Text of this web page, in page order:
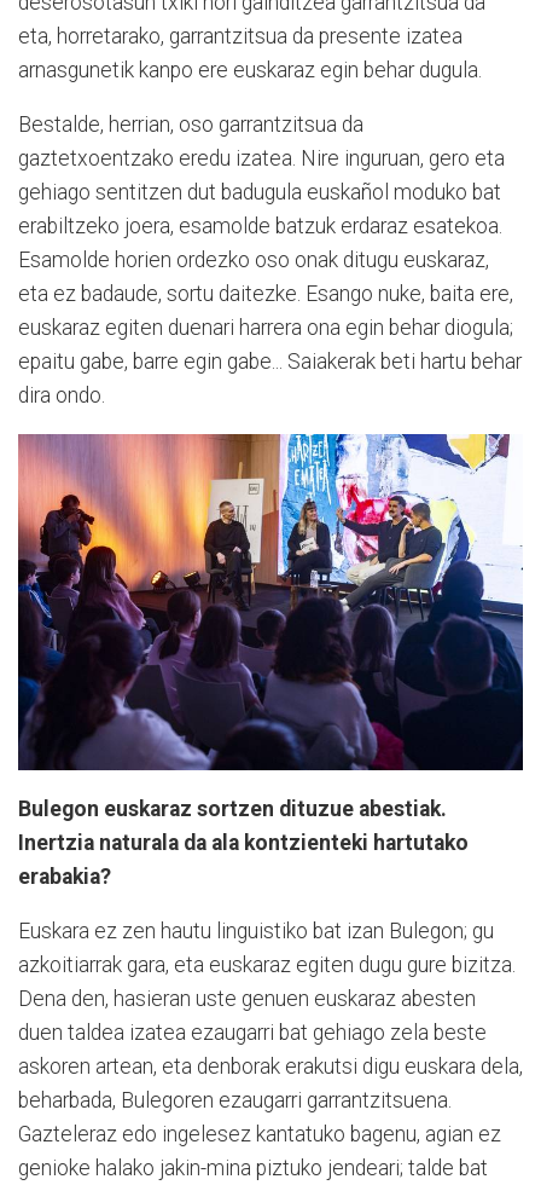
eta, horretarako, garrantzitsua da presente izatea
arnasgunetik kanpo ere euskaraz egin behar dugula.
Bestalde, herrian, oso garrantzitsua da
gaztetxoentzako eredu izatea. Nire inguruan, gero eta
gehiago sentitzen dut badugula euskañol moduko bat
erabiltzeko joera, esamolde batzuk erdaraz esatekoa.
Esamolde horien ordezko oso onak ditugu euskaraz,
eta ez badaude, sortu daitezke. Esango nuke, baita ere,
euskaraz egiten duenari harrera ona egin behar diogula;
epaitu gabe, barre egin gabe... Saiakerak beti hartu behar
dira ondo.
Bulegon euskaraz sortzen dituzue abestiak.
Inertzia naturala da ala kontzienteki hartutako
erabakia?
Euskara ez zen hautu linguistiko bat izan Bulegon; gu
azkoitiarrak gara, eta euskaraz egiten dugu gure bizitza.
Dena den, hasieran uste genuen euskaraz abesten
duen taldea izatea ezaugarri bat gehiago zela beste
askoren artean, eta denborak erakutsi digu euskara dela,
beharbada, Bulegoren ezaugarri garrantzitsuena.
Gazteleraz edo ingelesez kantatuko bagenu, agian ez
genioke halako jakin-mina piztuko jendeari; talde bat